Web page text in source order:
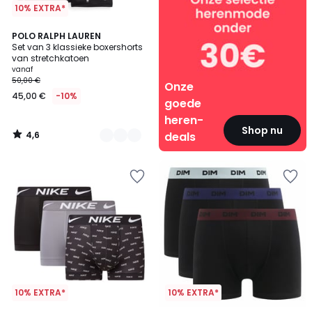
10% EXTRA*
POLO RALPH LAUREN
Set van 3 klassieke boxershorts
van stretchkatoen
vanaf
50,00 €
45,00 € -10%
4,6
/ 5
16
Kleuren
4,6
/
Onze
goede
heren-
deals
Shop nu
10% EXTRA* 10% EXTRA*